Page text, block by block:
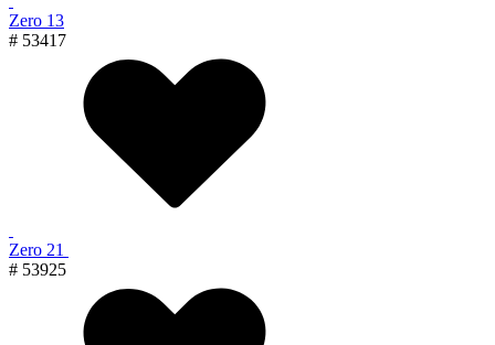
Zero 13
# 53417
Zero 21
# 53925